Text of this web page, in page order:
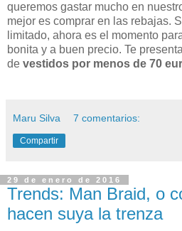
queremos gastar mucho en
mejor es comprar en las rebajas.
limitado, ahora es el momento
bonita y a buen precio. Te
de vestidos por menos de 70
Maru Silva 7 comentarios:
Compartir
29 de enero de 2016
Trends: Man Braid, o
hacen suya la trenza